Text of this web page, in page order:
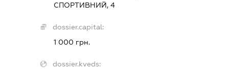
СПОРТИВНИЙ, 4
dossier.capital:
1 000 грн.
dossier.kveds: